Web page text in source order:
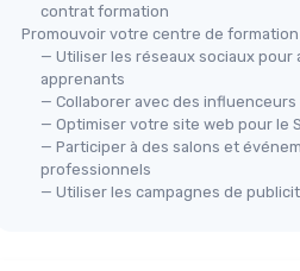
contrat formation
Promouvoir votre centre de formation
— Utiliser les réseaux sociaux pour
apprenants
— Collaborer avec des
— Optimiser votre site web pour le
— Participer à des salons et
professionnels
— Utiliser les campagnes de